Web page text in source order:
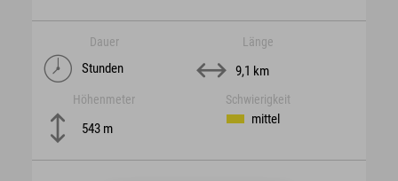
Dauer
Stunden
Länge
9,1 km
Höhenmeter
543 m
Schwierigkeit
mittel